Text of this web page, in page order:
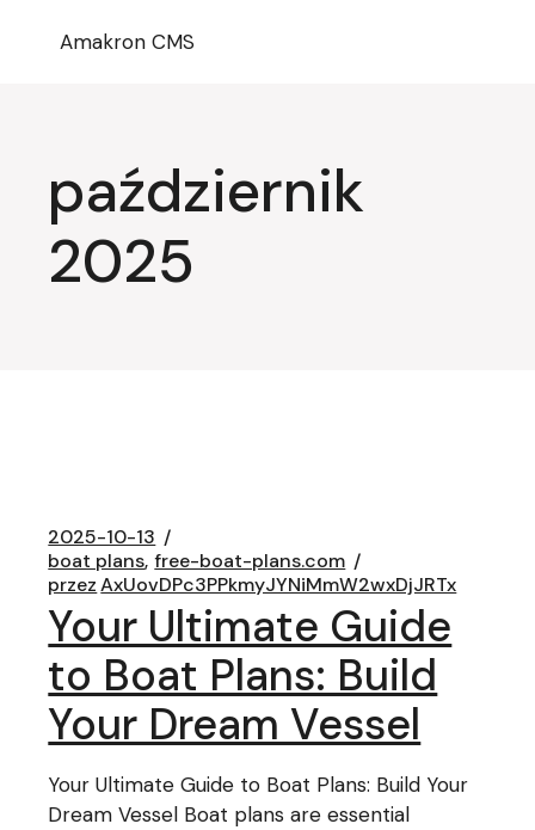
Amakron CMS
październik
2025
2025-10-13
boat plans free-boat-plans.com
przez AxUovDPc3PPkmyJYNiMmW2wxDjJRTx
Your Ultimate Guide
to Boat Plans: Build
Your Dream Vessel
Your Ultimate Guide to Boat Plans: Build Your
Dream Vessel Boat plans are essential